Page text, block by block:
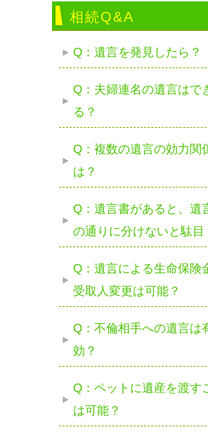
相続Q&A
Q：遺言を発見したら？
Q：夫婦連名の遺言はで
る？
Q：複数の遺言の効力関
は？
Q：遺言書があると、遺
の通りに分けないと駄目
Q：遺言による生命保険
受取人変更は可能？
Q：不倫相手への遺言は
効？
Q：ペットに遺産を渡す
は可能？